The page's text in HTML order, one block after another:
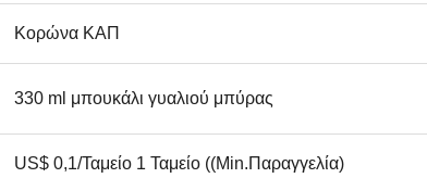
Κορώνα ΚΑΠ
330 ml μπουκάλι γυαλιού μπύρας
US$ 0,1/Ταμείο 1 Ταμείο ((Min.Παραγγελία)